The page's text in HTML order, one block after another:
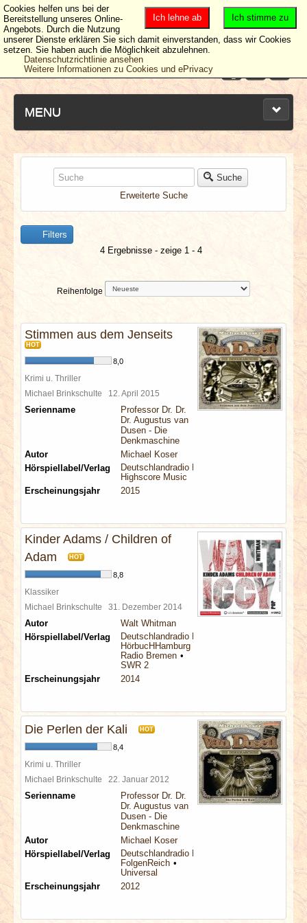
MENU
NEUESTE ARTIKEL
NEWS & DATES
BERICHTE
VERLOSUNGEN
SPECIALS
REDAKTION
ARCHIV
Suche
Erweiterte Suche
Filters
4 Ergebnisse - zeige 1 - 4
Reihenfolge
Stimmen aus dem Jenseits
HOT
8,0
Krimi u. Thriller
Michael Brinkschulte 12. April 2015
Serienname
Professor Dr. Dr.
Dr. Augustus van
Dusen - Die
Denkmaschine
Autor
Michael Koser
Hörspiellabel/Verlag
Deutschlandradio Kultur
Highscore Music
Erscheinungsjahr
2015
Kinder Adams / Children of
Adam
HOT
8,8
Klassiker
Michael Brinkschulte 31. Dezember 2014
Autor
Walt Whitman
Hörspiellabel/Verlag
Deutschlandradio Kultur
HörbucHHamburg
Radio Bremen
SWR 2
Erscheinungsjahr
2014
Die Perlen der Kali HOT
8,4
Krimi u. Thriller
Michael Brinkschulte 22. Januar 2012
Serienname
Professor Dr. Dr.
Dr. Augustus van
Dusen - Die
Denkmaschine
Autor
Michael Koser
Hörspiellabel/Verlag
Deutschlandradio Kultur
FolgenReich
Universal
Erscheinungsjahr
2012
Ich stimme zu
Ich lehne ab
Cookies helfen uns bei der
Bereitstellung unseres Online-
Angebots. Durch die Nutzung
unserer Dienste erklären Sie sich damit einverstanden, dass wir Cookies
setzen. Sie haben auch die Möglichkeit abzulehnen.
Datenschutzrichtlinie ansehen
Weitere Informationen zu Cookies und ePrivacy